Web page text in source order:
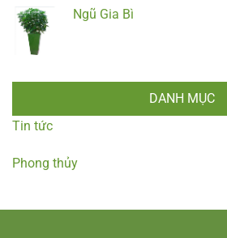
Ngũ Gia Bì
DANH MỤC
Tin tức
Phong thủy